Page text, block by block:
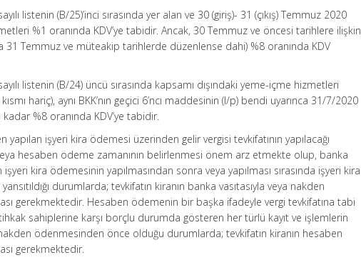
listenin (B/25)’inci sırasında yer alan ve 30 (giriş)- 31 (çıkış) Temmuz 2020
%1 oranında KDV’ye tabidir. Ancak, 30 Temmuz ve öncesi tarihlere ilişkin
31 Temmuz ve müteakip tarihlerde düzenlense dahi) %8 oranında KDV
listenin (B/24) üncü sırasında kapsamı dışındaki yeme-içme hizmetleri
hariç), aynı BKK’nın geçici 6’ncı maddesinin (l/p) bendi uyarınca 31/7/2020
%8 oranında KDV’ye tabidir.
yapılan işyeri kira ödemesi üzerinden gelir vergisi tevkifatının yapılacağı
hesaben ödeme zamanının belirlenmesi önem arz etmekte olup, banka
işyeri kira ödemesinin yapılmasından sonra veya yapılması sırasında işyeri kira
durumlarda; tevkifatın kiranın banka vasıtasıyla veya nakden
gerekmektedir. Hesaben ödemenin bir başka ifadeyle vergi tevkifatına tabi
sahiplerine karşı borçlu durumda gösteren her türlü kayıt ve işlemlerin
nakden ödenmesinden önce olduğu durumlarda; tevkifatın kiranın hesaben
gerekmektedir.